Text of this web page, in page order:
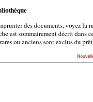
des documents, voyez la
est sommairement décrit dans
ou anciens sont exclus du